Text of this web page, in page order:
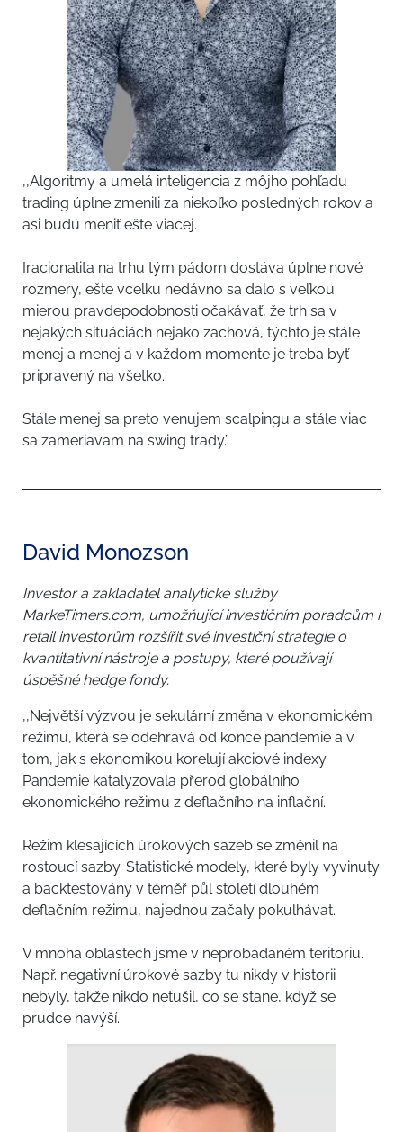
,,Algoritmy a umelá inteligencia z môjho pohľadu
trading úplne zmenili za niekoľko posledných rokov a
asi budú meniť ešte viacej.
Iracionalita na trhu tým pádom dostáva úplne nové
rozmery, ešte vcelku nedávno sa dalo s veľkou
mierou pravdepodobnosti očakávať, že trh sa v
nejakých situáciách nejako zachová, týchto je stále
menej a menej a v každom momente je treba byť
pripravený na všetko.
Stále menej sa preto venujem scalpingu a stále viac
sa zameriavam na swing trady.”
David Monozson
Investor a zakladatel analytické služby
MarkeTimers.com, umožňující investičním poradcům i
retail investorům rozšířit své investiční strategie o
kvantitativní nástroje a postupy, které používají
úspěšné hedge fondy.
,,Největší výzvou je sekulární změna v ekonomickém
režimu, která se odehrává od konce pandemie a v
tom, jak s ekonomikou korelují akciové indexy.
Pandemie katalyzovala přerod globálního
ekonomického režimu z deflačního na inflační.
Režim klesajících úrokových sazeb se změnil na
rostoucí sazby. Statistické modely, které byly vyvinuty
a backtestovány v téměř půl století dlouhém
deflačním režimu, najednou začaly pokulhávat.
V mnoha oblastech jsme v neprobádaném teritoriu.
Např. negativní úrokové sazby tu nikdy v historii
nebyly, takže nikdo netušil, co se stane, když se
prudce navýší.